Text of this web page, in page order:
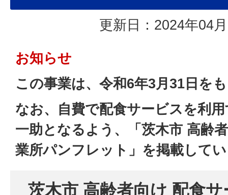
更新日：2024年04
お知らせ
この事業は、令和6年3月31日を
なお、自費で配食サービスを利
一助となるよう、「茨木市 高齢
業所パンフレット」を掲載して
茨木市 高齢者向け 配食